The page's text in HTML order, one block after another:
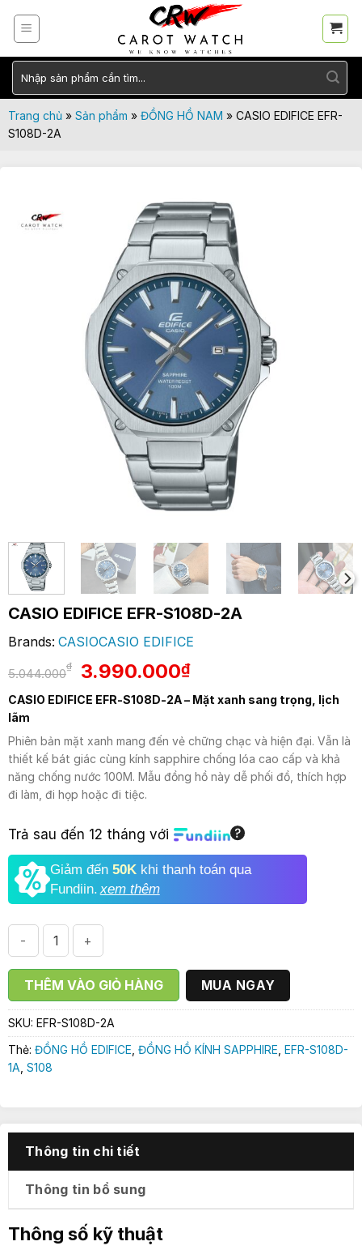
Tìm
kiếm:
Trang chủ» Sản phẩm » ĐỒNG HỒ NAM » CASIO EDIFICE EFR-
S108D-2A
CASIO EDIFICE EFR-S108D-2A
Brands: CASIOCASIO EDIFICE
5.044.000₫
Giá
gốc
là:
5.044.000₫.
3.990.000₫Giá
hiện
tại
3.990.000₫.
CASIO EDIFICE EFR-S108D-2A – Mặt xanh sang trọng, lịch
lãm
Phiên bản mặt xanh mang đến vẻ chững chạc và hiện đại. Vẫn là
thiết kế bát giác cùng kính sapphire chống lóa cao cấp và khả
năng chống nước 100M. Mẫu đồng hồ này dễ phối đồ, thích hợp
đi làm, đi họp hoặc đi tiệc.
Trả sau đến 12 tháng với
Giảm đến 50K khi thanh toán qua
Fundiin. xem thêm
THÊM VÀO GIỎ HÀNG MUA NGAY
SKU: EFR-S108D-2A
Thẻ: ĐỒNG HỒ EDIFICE ĐỒNG HỒ KÍNH SAPPHIRE EFR-S108D-
1A S108
Thông tin chi tiết
Thông tin bổ sung
Thông số kỹ thuật